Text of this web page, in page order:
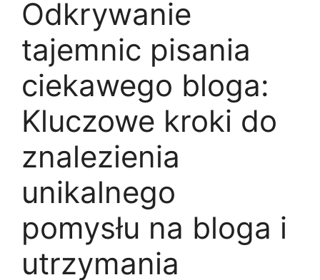
Odkrywanie
tajemnic pisania
ciekawego bloga:
Kluczowe kroki do
znalezienia
unikalnego
pomysłu na bloga i
utrzymania